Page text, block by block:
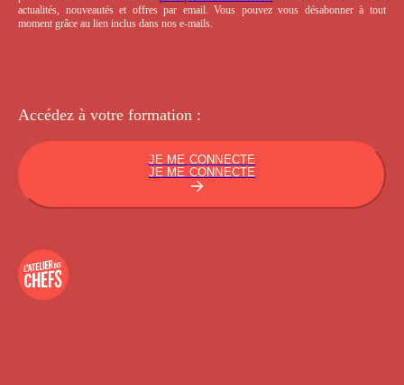
actualités, nouveautés et offres par email. Vous pouvez vous désabonner à tout
moment grâce au lien inclus dans nos e-mails.
Accédez à votre formation :
JE ME CONNECTE
JE ME CONNECTE